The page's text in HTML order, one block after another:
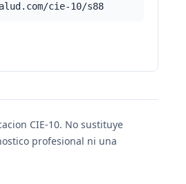
cie-10/s88
CIE-10. No sustituye
profesional ni una